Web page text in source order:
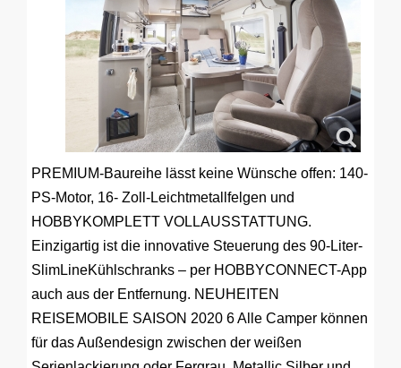
PREMIUM-Baureihe lässt keine Wünsche offen: 140-
PS-Motor, 16- Zoll-Leichtmetallfelgen und
HOBBYKOMPLETT VOLLAUSSTATTUNG.
Einzigartig ist die innovative Steuerung des 90-Liter-
SlimLineKühlschranks – per HOBBYCONNECT-App
auch aus der Entfernung. NEUHEITEN
REISEMOBILE SAISON 2020 6 Alle Camper können
für das Außendesign zwischen der weißen